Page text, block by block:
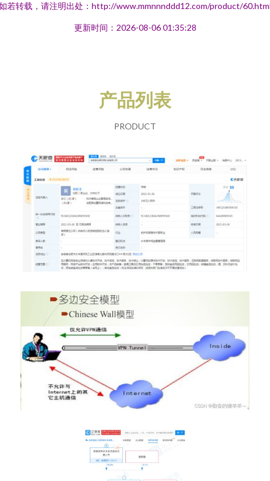
若转载，请注明出处：http://www.mmnnnddd12.com/product/
更新时间：2026-08-06 01:35:28
产品列表
PRODUCT